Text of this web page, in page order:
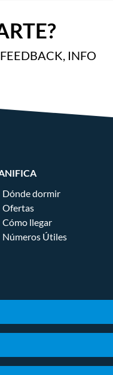
INFO
Dónde dormir
Ofertas
Cómo llegar
Números Útiles